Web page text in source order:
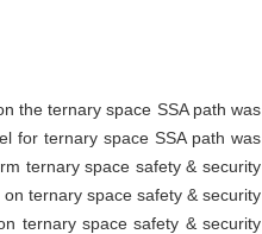
the ternary space SSA path was
for ternary space SSA path was
ternary space safety & security
ternary space safety & security
ternary space safety & security